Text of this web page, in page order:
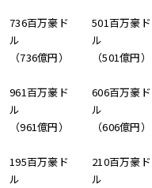
736百万豪ド
ル
（736億円）
501百万豪ド
ル
（501億円）
961百万豪ド
ル
（961億円）
606百万豪ド
ル
（606億円）
195百万豪ド
ル
210百万豪ド
ル